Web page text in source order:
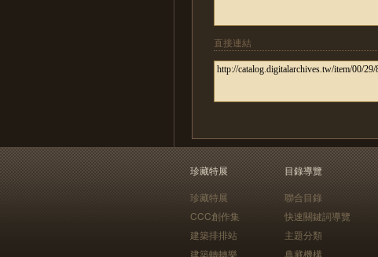
直接連結
珍藏特展
珍藏特展
CCC創作集
建築排排站
建築轉轉樂
目錄導覽
聯合目錄
快速關鍵詞導覽
主題分類
典藏機構